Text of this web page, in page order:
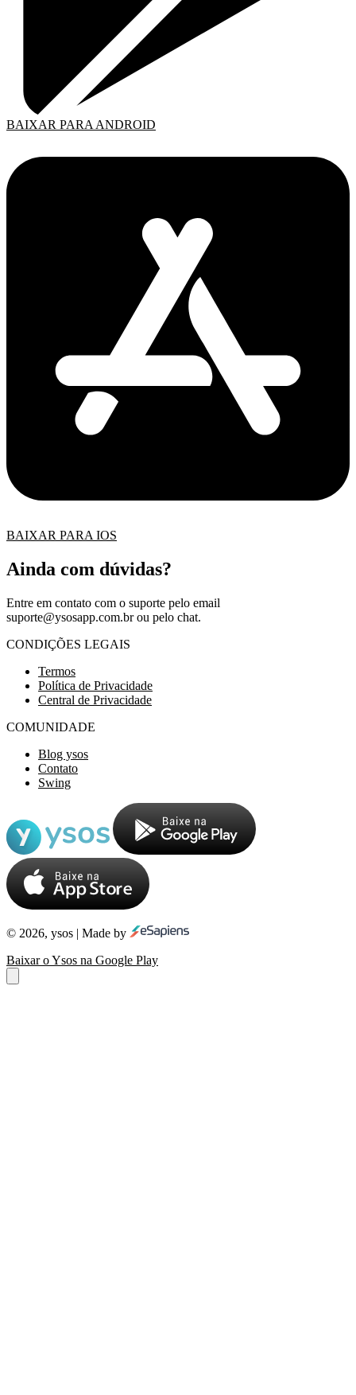
BAIXAR PARA ANDROID
BAIXAR PARA IOS
Ainda com dúvidas?
Entre em contato com o suporte pelo email
suporte@ysosapp.com.brou pelo chat.
CONDIÇÕES LEGAIS
Termos
Política de Privacidade
Central de Privacidade
COMUNIDADE
Blog ysos
Contato
Swing
© 2026, ysos | Made by
Baixar o Ysos na Google Play